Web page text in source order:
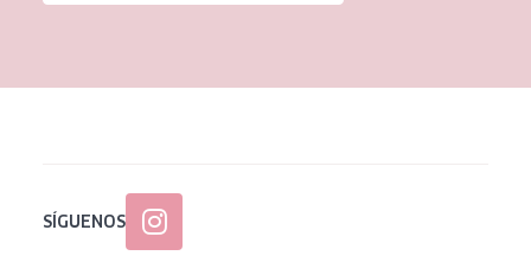
Todas las edades
SÍGUENOS